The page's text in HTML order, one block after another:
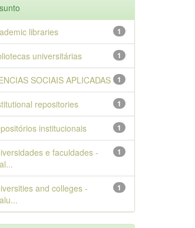
1
libraries
1
universitárias
1
SOCIAIS APLICADAS
1
repositories
1
institucionais
1
e faculdades -
1
and colleges -